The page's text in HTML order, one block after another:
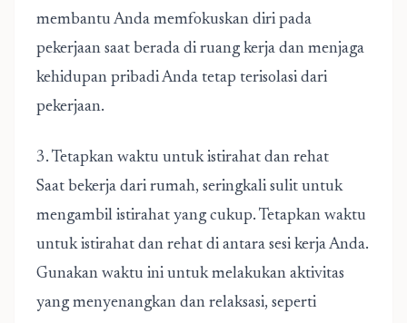
membantu Anda memfokuskan diri pada
pekerjaan saat berada di ruang kerja dan menjaga
kehidupan pribadi Anda tetap terisolasi dari
pekerjaan.
3. Tetapkan waktu untuk istirahat dan rehat
Saat bekerja dari rumah, seringkali sulit untuk
mengambil istirahat yang cukup. Tetapkan waktu
untuk istirahat dan rehat di antara sesi kerja Anda.
Gunakan waktu ini untuk melakukan aktivitas
yang menyenangkan dan relaksasi, seperti